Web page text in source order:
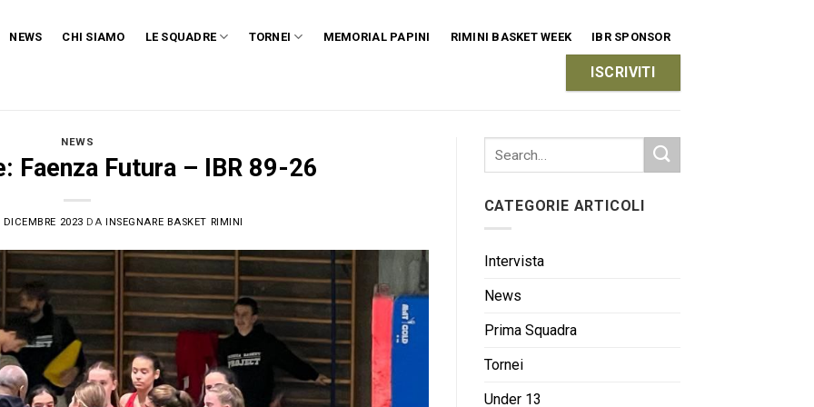
NEWS CHI SIAMO LE SQUADRE TORNEI MEMORIAL PAPINI RIMINI BASKET WEEK IBR SPONSOR
ISCRIVITI
NEWS
Faenza Futura – IBR 89-26
DICEMBRE 2023 DAINSEGNARE BASKET RIMINI
CATEGORIE ARTICOLI
Intervista
News
Prima Squadra
Tornei
Under 13